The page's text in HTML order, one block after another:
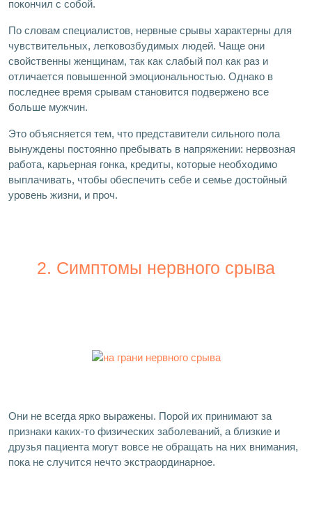
покончил с собой.
По словам специалистов, нервные срывы характерны для
чувствительных, легковозбудимых людей. Чаще они
свойственны женщинам, так как слабый пол как раз и
отличается повышенной эмоциональностью. Однако в
последнее время срывам становится подвержено все
больше мужчин.
Это объясняется тем, что представители сильного пола
вынуждены постоянно пребывать в напряжении: нервозная
работа, карьерная гонка, кредиты, которые необходимо
выплачивать, чтобы обеспечить себе и семье достойный
уровень жизни, и проч.
2. Симптомы нервного срыва
Они не всегда ярко выражены. Порой их принимают за
признаки каких-то физических заболеваний, а близкие и
друзья пациента могут вовсе не обращать на них внимания,
пока не случится нечто экстраординарное.